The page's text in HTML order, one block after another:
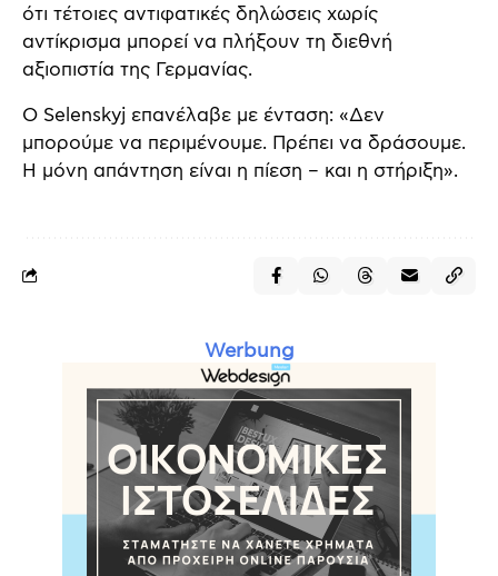
ότι τέτοιες αντιφατικές δηλώσεις χωρίς
αντίκρισμα μπορεί να πλήξουν τη διεθνή
αξιοπιστία της Γερμανίας.
Ο Selenskyj επανέλαβε με ένταση: «Δεν
μπορούμε να περιμένουμε. Πρέπει να δράσουμε.
Η μόνη απάντηση είναι η πίεση – και η στήριξη».
Werbung